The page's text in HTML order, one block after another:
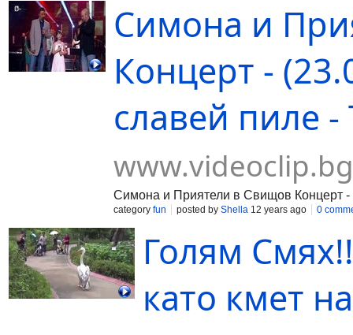
Симона и
Концерт -
славей пиле -
www.videoclip.bg
Симона и Приятели в Свищов Концерт -
category fun posted by Shella 12 years ago 0
Голям
като кмет